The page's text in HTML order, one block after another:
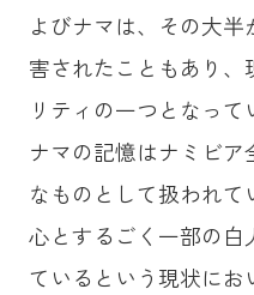
よびナマは、その大
害されたこともあり、
リティの一つとなっ
ナマの記憶はナミビ
なものとして扱われ
心とするごく一部の白
ているという現状にお